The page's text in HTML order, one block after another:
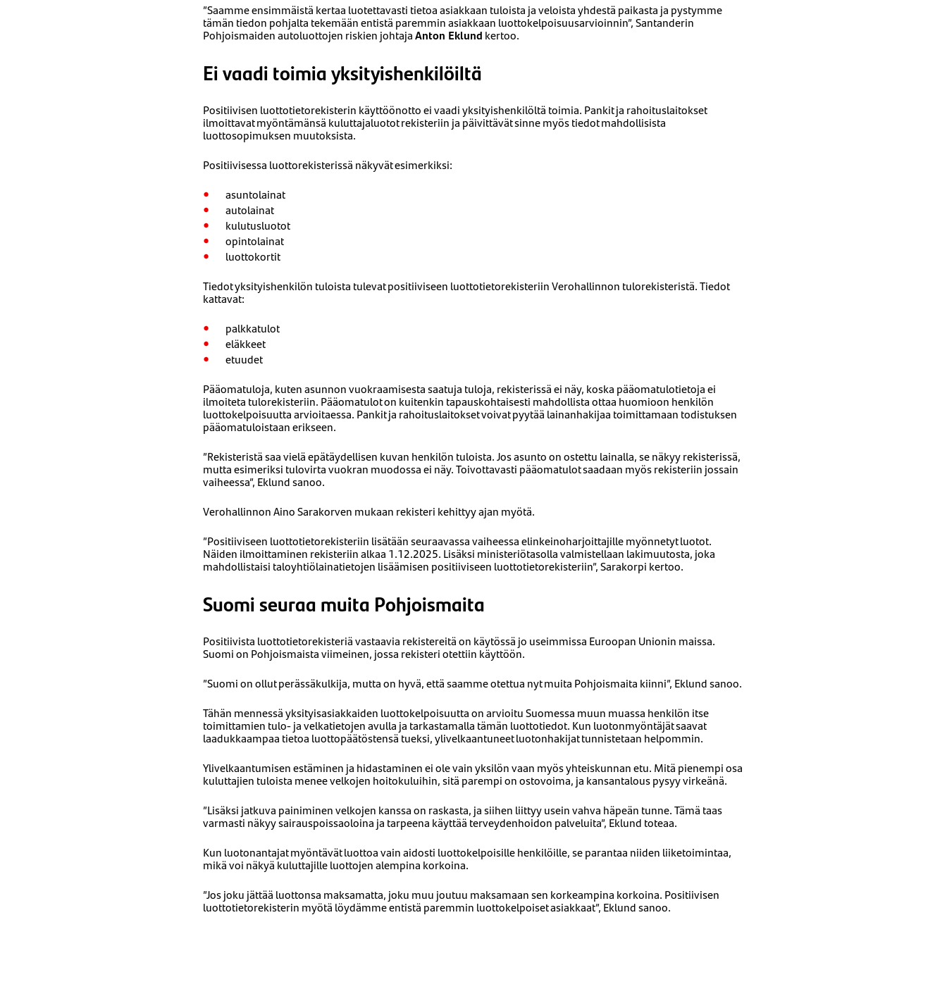
”Saamme ensimmäistä kertaa luotettavasti tietoa asiakkaan tuloista ja veloista yhdestä paikasta ja pystymme
tämän tiedon pohjalta tekemään entistä paremmin asiakkaan luottokelpoisuusarvioinnin”, Santanderin
Pohjoismaiden autoluottojen riskien johtajaAnton Eklund kertoo.
Ei vaadi toimia yksityishenkilöiltä
Positiivisen luottotietorekisterin käyttöönotto ei vaadi yksityishenkilöltä toimia. Pankit ja rahoituslaitokset
ilmoittavat myöntämänsä kuluttajaluotot rekisteriin ja päivittävät sinne myös tiedot mahdollisista
luottosopimuksen muutoksista.
Positiivisessa luottorekisterissä näkyvät esimerkiksi:
asuntolainat
autolainat
kulutusluotot
opintolainat
luottokortit
Tiedot yksityishenkilön tuloista tulevat positiiviseen luottotietorekisteriin Verohallinnon tulorekisteristä. Tiedot
kattavat:
palkkatulot
eläkkeet
etuudet
Pääomatuloja, kuten asunnon vuokraamisesta saatuja tuloja, rekisterissä ei näy, koska pääomatulotietoja ei
ilmoiteta tulorekisteriin. Pääomatulot on kuitenkin tapauskohtaisesti mahdollista ottaa huomioon henkilön
luottokelpoisuutta arvioitaessa. Pankit ja rahoituslaitokset voivat pyytää lainanhakijaa toimittamaan todistuksen
pääomatuloistaan erikseen.
”Rekisteristä saa vielä epätäydellisen kuvan henkilön tuloista. Jos asunto on ostettu lainalla, se näkyy rekisterissä,
mutta esimeriksi tulovirta vuokran muodossa ei näy. Toivottavasti pääomatulot saadaan myös rekisteriin jossain
vaiheessa”, Eklund sanoo.
Verohallinnon Aino Sarakorven mukaan rekisteri kehittyy ajan myötä.
”Positiiviseen luottotietorekisteriin lisätään seuraavassa vaiheessa elinkeinoharjoittajille myönnetyt luotot.
Näiden ilmoittaminen rekisteriin alkaa 1.12.2025. Lisäksi ministeriötasolla valmistellaan lakimuutosta, joka
mahdollistaisi taloyhtiölainatietojen lisäämisen positiiviseen luottotietorekisteriin”, Sarakorpi kertoo.
Suomi seuraa muita Pohjoismaita
Positiivista luottotietorekisteriä vastaavia rekistereitä on käytössä jo useimmissa Euroopan Unionin maissa.
Suomi on Pohjoismaista viimeinen, jossa rekisteri otettiin käyttöön.
”Suomi on ollut perässäkulkija, mutta on hyvä, että saamme otettua nyt muita Pohjoismaita kiinni”, Eklund sanoo.
Tähän mennessä yksityisasiakkaiden luottokelpoisuutta on arvioitu Suomessa muun muassa henkilön itse
toimittamien tulo- ja velkatietojen avulla ja tarkastamalla tämän luottotiedot. Kun luotonmyöntäjät saavat
laadukkaampaa tietoa luottopäätöstensä tueksi, ylivelkaantuneet luotonhakijat tunnistetaan helpommin.
Ylivelkaantumisen estäminen ja hidastaminen ei ole vain yksilön vaan myös yhteiskunnan etu. Mitä pienempi osa
kuluttajien tuloista menee velkojen hoitokuluihin, sitä parempi on ostovoima, ja kansantalous pysyy virkeänä.
”Lisäksi jatkuva painiminen velkojen kanssa on raskasta, ja siihen liittyy usein vahva häpeän tunne. Tämä taas
varmasti näkyy sairauspoissaoloina ja tarpeena käyttää terveydenhoidon palveluita”, Eklund toteaa.
Kun luotonantajat myöntävät luottoa vain aidosti luottokelpoisille henkilöille, se parantaa niiden liiketoimintaa,
mikä voi näkyä kuluttajille luottojen alempina korkoina.
”Jos joku jättää luottonsa maksamatta, joku muu joutuu maksamaan sen korkeampina korkoina. Positiivisen
luottotietorekisterin myötä löydämme entistä paremmin luottokelpoiset asiakkaat”, Eklund sanoo.